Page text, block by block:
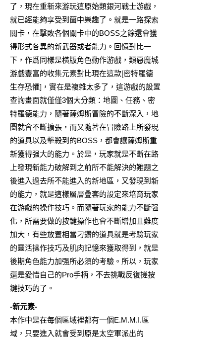
了，現在重新來游玩這原始類銀河戰士游戲，
就已經能夠享受到箇中樂趣了。就是一路探索
關卡，在擊敗各個關卡中的BOSS之餘還會獲
得形式各異的新武器或者能力。回憶對比一
下，作爲同樣是橫版角色動作游戲，類惡魔城
游戲豐富的收集元素對比現在這款[密特羅德
生存恐懼]，實在是複雜太多了，這游戲的設置
查詢畫面就僅僅3個大分類：地圖、任務、密
特羅德能力，隨著薩姆斯冒險的不斷深入，地
圖就會不斷擴張，而又隨著在冒險路上所發現
的道具以及擊殺到的BOSS，都會讓薩姆斯重
新獲得强大的能力。於是，玩家就是不斷在路
上發現新能力破解到之前所不能解決的難題之
後進入過去所不能進入的新地區，又發現到新
的能力，就是這樣層層叠套的設定來培育玩家
在游戲的操作技巧。而隨著玩家的能力不斷强
化，所需要做的按鍵操作也會不斷增加且難度
加大，有些放置相當刁鑽的道具就是考驗玩家
的靈活操作技巧及肌肉記憶來獲取得到，就是
後期角色能力加强所必須的考驗。所以，玩家
還是愛惜自己的Pro手柄，不去挑戰反復搓按
鍵技巧的了。
-新元素-
本作中是在每個區域裡都有一個E.M.M.I.區
域，只要進入就會受到原是太空軍派出的